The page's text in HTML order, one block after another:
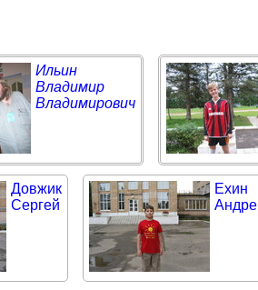
Ильин
Владимир
Владимирович
Довжик
Сергей
Ехин